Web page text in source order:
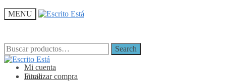
MENU
Search
for:
Search
Mi cuenta
Finalizar compra
Search
for:
Search
Inicio